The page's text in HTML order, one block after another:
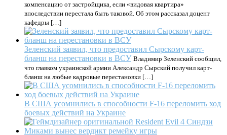
компенсацию от застройщика, если «видовая квартира»
впоследствии перестала быть таковой. Об этом рассказал доцент
кафедры […]
Зеленский заявил, что предоставил Сырскому карт-
бланш на перестановки в ВСУ Владимир Зеленский сообщил,
что главком украинской армии Александр Сырский получил карт-
бланш на любые кадровые перестановки […]
В США усомнились в способности F-16 переломить ход
боевых действий на Украине